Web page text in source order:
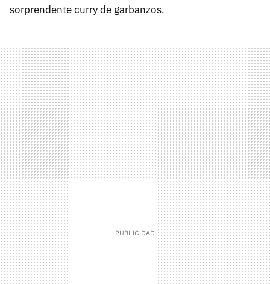
sorprendente curry de garbanzos.